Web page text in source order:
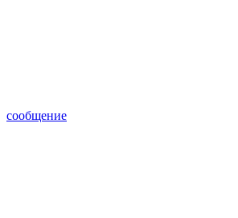
сообщение